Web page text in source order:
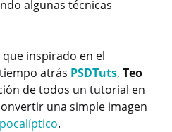
algunas técnicas
inspirado en el
atrás PSDTuts, Teo
de todos un tutorial en
una simple imagen
.